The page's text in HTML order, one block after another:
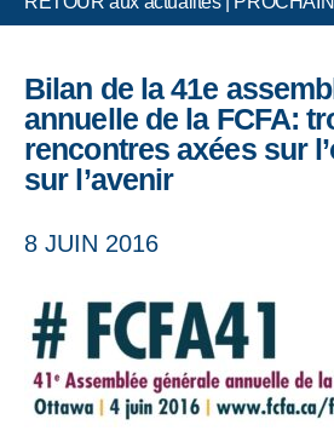
Bilan de la 41e
annuelle de la FCFA:
rencontres axées sur
sur l’avenir
8 JUIN 2016